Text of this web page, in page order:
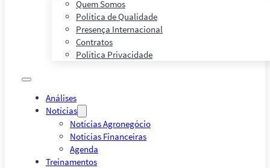
Quem Somos
Política de Qualidade
Presença Internacional
Contratos
Política Privacidade
Análises
Notícias
Notícias Agronegócio
Notícias Financeiras
Agenda
Treinamentos